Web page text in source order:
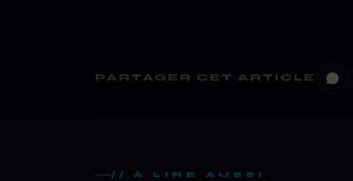
PARTAGER CET ARTICLE
// À LIRE AUSSI